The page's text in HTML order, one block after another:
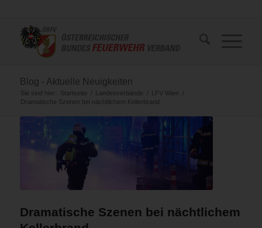
Blog - Aktuelle Neuigkeiten
Sie sind hier: Startseite / Landesverbände / LFV Wien
/
Dramatische Szenen bei nächtlichem Kellerbrand
Dramatische Szenen bei nächtlichem